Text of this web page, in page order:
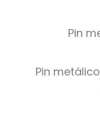
Pin
Pin